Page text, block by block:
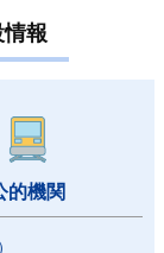
報
的機関